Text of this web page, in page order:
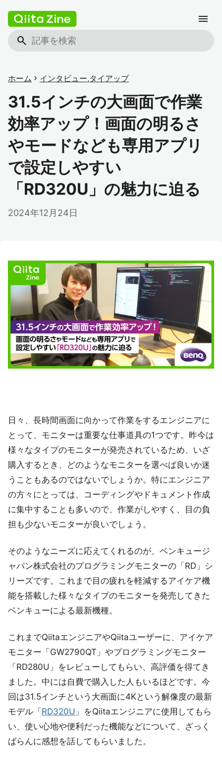
search
menu
ホーム chevron_right インタビュー,タイアップ
31.5インチの大画面で作業
効率アップ！画面の明るさ
やモードなども専用アプリ
で設定しやすい
「RD320U」の魅力に迫る
2024年12月24日
日々、長時間画面に向かって作業をするエンジニアに
とって、モニターは重要な仕事道具の1つです。昨今は
様々なタイプのモニターが発売されているため、いざ
購入するとき、どのようなモニターを選べば良いか迷
うこともあるのではないでしょうか。特にエンジニア
の方々にとっては、コーディングやドキュメント作成
に集中することも多いので、作業がしやすく、目の負
担も少ないモニターが良いでしょう。
そのようなニーズに応えてくれるのが、ベンキュージ
ャパン株式会社のプログラミングモニターの「RD」シ
リーズです。これまで目の疲れを軽減するアイケア機
能を搭載した様々なタイプのモニターを発売してきた
ベンキューによる最新機種。
これまでQiitaエンジニアやQiitaユーザーに、アイケア
モニター「GW2790QT」やプログラミングモニター
「RD280U」をレビューしてもらい、高評価を得てき
ました。中には自費で購入した人もいるほどです。今
回は31.5インチという大画面に4Kという解像度の最新
モデル「 RD320U 」をQiitaエンジニアに使用してもら
い、使い心地や便利だった機能などについて、ざっく
ばらんに感想を話してもらいました。